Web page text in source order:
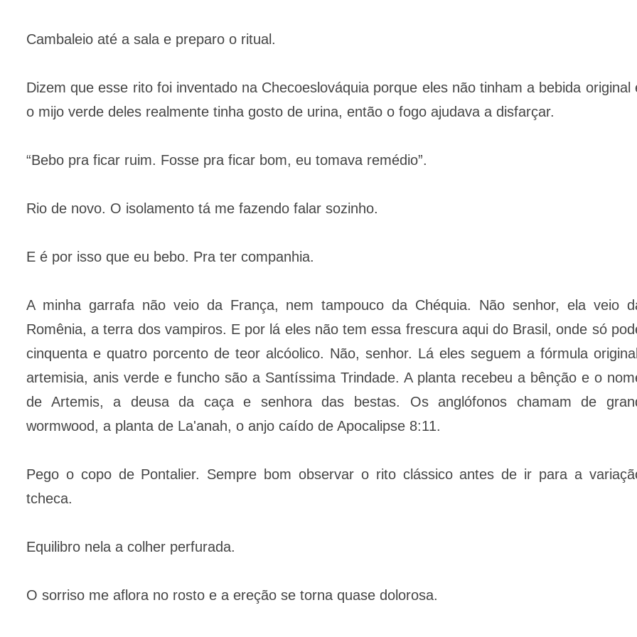
Cambaleio até a sala e preparo o ritual.
Dizem que esse rito foi inventado na Checoeslováquia porque eles não tinham a bebida original
o mijo verde deles realmente tinha gosto de urina, então o fogo ajudava a disfarçar.
“Bebo pra ficar ruim. Fosse pra ficar bom, eu tomava remédio”.
Rio de novo. O isolamento tá me fazendo falar sozinho.
E é por isso que eu bebo. Pra ter companhia.
A minha garrafa não veio da França, nem tampouco da Chéquia. Não senhor, ela veio
Romênia, a terra dos vampiros. E por lá eles não tem essa frescura aqui do Brasil, onde só
cinquenta e quatro porcento de teor alcóolico. Não, senhor. Lá eles seguem a fórmula
artemisia, anis verde e funcho são a Santíssima Trindade. A planta recebeu a bênção e o
de Artemis, a deusa da caça e senhora das bestas. Os anglófonos chamam de
wormwood, a planta de La'anah, o anjo caído de Apocalipse 8:11.
Pego o copo de Pontalier. Sempre bom observar o rito clássico antes de ir para a
tcheca.
Equilibro nela a colher perfurada.
O sorriso me aflora no rosto e a ereção se torna quase dolorosa.